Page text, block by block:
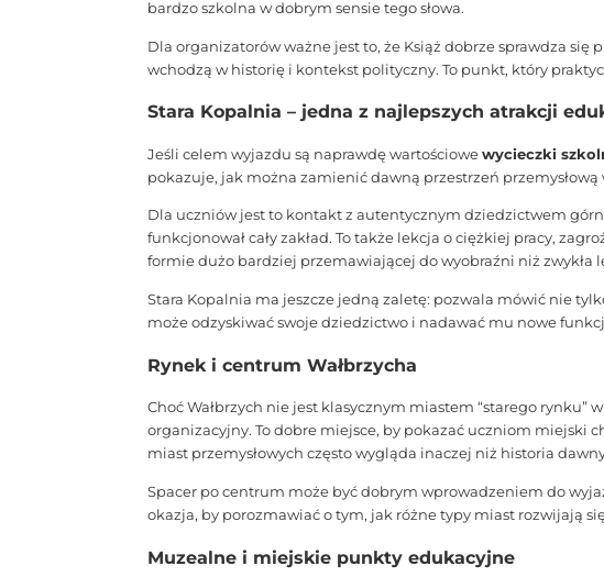
bardzo szkolna w dobrym sensie tego słowa.
Dla organizatorów ważne jest to, że Książ dobrze sprawdza
wchodzą w historię i kontekst polityczny. To punkt, który
Stara Kopalnia – jedna z najlepszych atrakcji
Jeśli celem wyjazdu są naprawdę wartościowewycieczki
pokazuje, jak można zamienić dawną przestrzeń
Dla uczniów jest to kontakt z autentycznym dziedzictwem
funkcjonował cały zakład. To także lekcja o ciężkiej pracy,
formie dużo bardziej przemawiającej do wyobraźni niż zwykła
Stara Kopalnia ma jeszcze jedną zaletę: pozwala mówić nie
może odzyskiwać swoje dziedzictwo i nadawać mu nowe
Rynek i centrum Wałbrzycha
Choć Wałbrzych nie jest klasycznym miastem “starego
organizacyjny. To dobre miejsce, by pokazać uczniom miejski
miast przemysłowych często wygląda inaczej niż historia
Spacer po centrum może być dobrym wprowadzeniem do
okazja, by porozmawiać o tym, jak różne typy miast rozwijają
Muzealne i miejskie punkty edukacyjne